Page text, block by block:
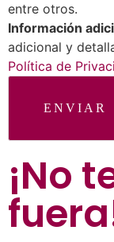
entre otros.
Información
adicional y
Política de
ENVIAR
¡No
fuera